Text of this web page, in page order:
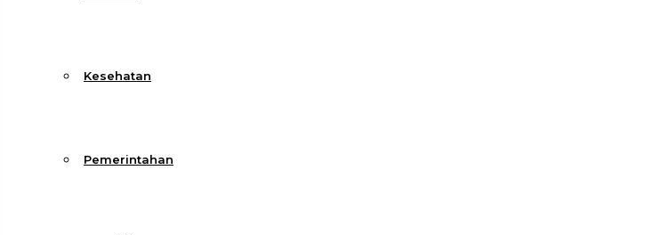
Kesehatan
Pemerintahan